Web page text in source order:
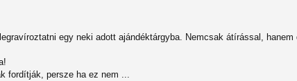
egy neki adott ajándéktárgyba. Nemcsak átírással,
fordítják, persze ha ez nem ...